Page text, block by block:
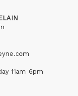
11am-6pm